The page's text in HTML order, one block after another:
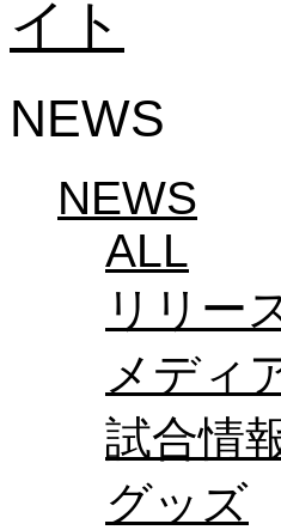
ビクトリーロード
HOMEGAME
ホームゲーム運営管
Jリーグ運営管理規定
ロートフィールド奈
SCHEDULE
2026/27
練習見学時のファン
TICKET
奈良クラブ明治安
奈良クラブ明治安
FANCOMMUNITY
2026/27ファンコミ
サポートショップ
GOODS
オフィシャルストア
オンラインストア
ACADEMY
NEWS
NEWS
ALL
リリー
メディ
試合情
グッズ